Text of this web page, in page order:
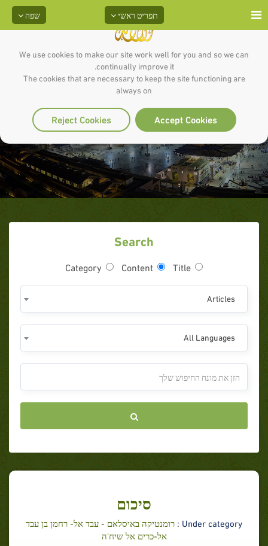
We use cookies to make our site work well for you and so we can
continually improve it.
The cookies that are necessary to keep the site functioning are
always on
Accept Cookies
Reject Cookies
שפה תפריט ראשי
סיכום
Search
Title
Content
Category
Articles
All Languages
סיכום
Under category : רומנטיקה באיסלאם - עבד אל- רחמן בן עבד
אל-כרים אל שיח'ה